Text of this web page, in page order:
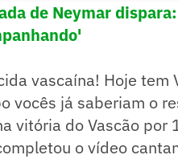
de Neymar
vascaína! Hoje tem
vocês já saberiam o
vitória do Vascão por
o vídeo